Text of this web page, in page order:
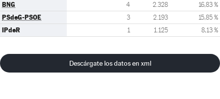
BNG 4 2.328 16,83 %
PSdeG-PSOE 3 2.193 15,85 %
IPdeR 1 1.125 8,13 %
Descárgate los datos en xml